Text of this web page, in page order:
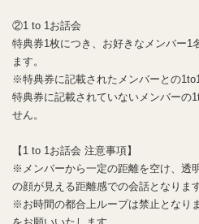
②1 to 1お話会
特典券1枚につき、お好きなメンバー1
ます。
※特典券に記載されたメンバーとの
特典券に記載されていないメンバーの
せん。
【1 to 1お話会 注意事項】
※メンバーから一定の距離を空け、透
の顔が見える距離感での会話となります
※お時間の都合上ループは禁止となり